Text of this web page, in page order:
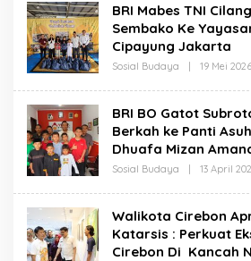
BRI Mabes TNI
Sembako Ke
Cipayung Jakarta
Sosial Budaya | 19 Mei 2026
BRI BO Gatot
Berkah ke Panti
Dhuafa Mizan
Sosial Budaya | 13 April
Walikota Cirebon
Katarsis : Perkuat
Cirebon Di Kancah